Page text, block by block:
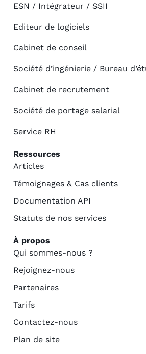
ESN / Intégrateur / SSII
Editeur de logiciels
Cabinet de conseil
Société d’ingénierie / Bureau
Cabinet de recrutement
Société de portage salarial
Service RH
Ressources
Articles
Témoignages & Cas clients
Documentation API
Statuts de nos services
À propos
Qui sommes-nous ?
Rejoignez-nous
Partenaires
Tarifs
Contactez-nous
Plan de site